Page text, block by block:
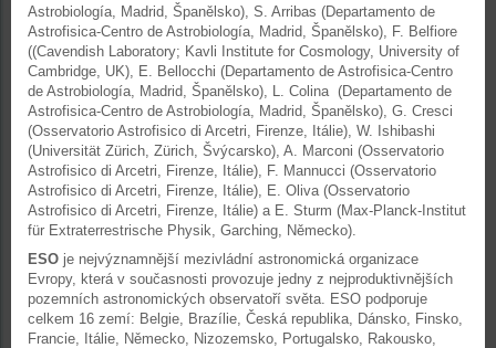
Astrobiología, Madrid, Španělsko), S. Arribas (Departamento de
Astrofisica-Centro de Astrobiología, Madrid, Španělsko), F. Belfiore
((Cavendish Laboratory; Kavli Institute for Cosmology, University of
Cambridge, UK), E. Bellocchi (Departamento de Astrofisica-Centro
de Astrobiología, Madrid, Španělsko), L. Colina (Departamento de
Astrofisica-Centro de Astrobiología, Madrid, Španělsko), G. Cresci
(Osservatorio Astrofisico di Arcetri, Firenze, Itálie), W. Ishibashi
(Universität Zürich, Zürich, Švýcarsko), A. Marconi (Osservatorio
Astrofisico di Arcetri, Firenze, Itálie), F. Mannucci (Osservatorio
Astrofisico di Arcetri, Firenze, Itálie), E. Oliva (Osservatorio
Astrofisico di Arcetri, Firenze, Itálie) a E. Sturm (Max-Planck-Institut
für Extraterrestrische Physik, Garching, Německo).
ESO je nejvýznamnější mezivládní astronomická organizace
Evropy, která v současnosti provozuje jedny z nejproduktivnějších
pozemních astronomických observatoří světa. ESO podporuje
celkem 16 zemí: Belgie, Brazílie, Česká republika, Dánsko, Finsko,
Francie, Itálie, Německo, Nizozemsko, Portugalsko, Rakousko,